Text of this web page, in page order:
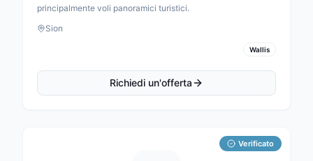
principalmente voli panoramici turistici.
Sion
Wallis
Richiedi un'offerta
Verificato